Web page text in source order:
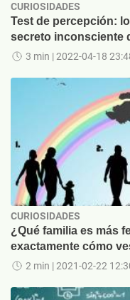
CURIOSIDADES
Test de percepción:
secreto inconsciente
3 min | 2022-04-18
CURIOSIDADES
¿Qué familia es más
exactamente cómo
2 min | 2021-02-22